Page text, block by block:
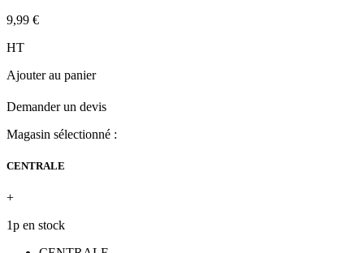
9,99 €
HT
Ajouter au panier
Demander un devis
Magasin sélectionné :
CENTRALE
+
1p en stock